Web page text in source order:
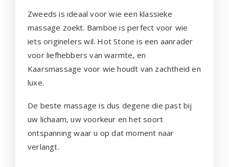
Zweeds is ideaal voor wie een klassieke
massage zoekt. Bamboe is perfect voor wie
iets originelers wil. Hot Stone is een aanrader
voor liefhebbers van warmte, en
Kaarsmassage voor wie houdt van zachtheid en
luxe.
De beste massage is dus degene die past bij
uw lichaam, uw voorkeur en het soort
ontspanning waar u op dat moment naar
verlangt.